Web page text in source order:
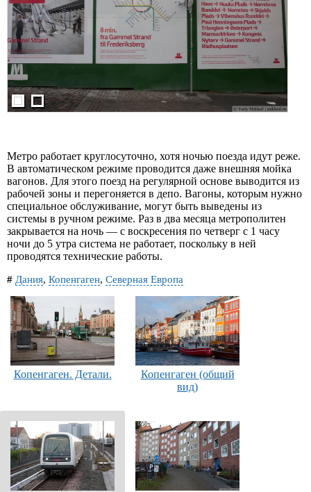
Метро работает круглосуточно, хотя ночью поезда идут реже.
В автоматическом режиме проводится даже внешняя мойка
вагонов. Для этого поезд на регулярной основе выводится из
рабочей зоны и перегоняется в депо. Вагоны, которым нужно
специальное обслуживание, могут быть выведены из
системы в ручном режиме. Раз в два месяца метрополитен
закрывается на ночь — с воскресения по четверг с 1 часу
ночи до 5 утра система не работает, поскольку в ней
проводятся технические работы.
# Дания, Копенгаген, Северная Европа
Копенгаген. Детали.
Копенгаген (общий
вид)